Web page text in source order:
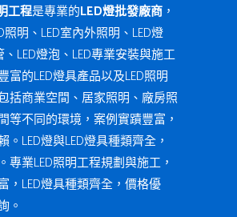
工程是專業的LED燈批發廠商 ，
照明、LED室內外照明、LED燈
、LED燈泡、LED專業安裝與施工
富的LED燈具產品以及LED照明
括商業空間、居家照明、廠房照
等不同的環境，案例實蹟豐富，
。LED燈與LED燈具種類齊全，
專業LED照明工程規劃與施工，
，LED燈具種類齊全，價格優
。